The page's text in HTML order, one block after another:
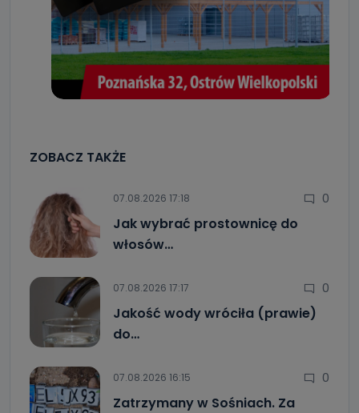
ZOBACZ TAKŻE
07.08.2026 17:18 0
Jak wybrać prostownicę do
włosów…
07.08.2026 17:17 0
Jakość wody wróciła (prawie)
do…
07.08.2026 16:15 0
Zatrzymany w Sośniach. Za